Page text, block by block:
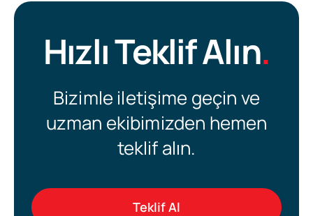
Hızlı Teklif Alın.
Bizimle iletişime geçin ve
uzman ekibimizden hemen
teklif alın.
Teklif Al